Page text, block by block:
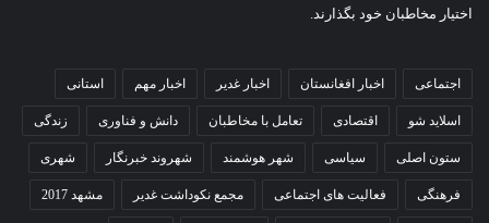
اختیار مخاطبان خود بگذارند.
اجتماعی اخبار افغانستان اخبار غدیر اخبار مهم استانی
اسلاید شو اقتصادی تعامل با مخاطبان دانش و فناوری زندگی
ستون اصلی سیاسی شهر هوشمند شهروند خبرنگار شهری
فرهنگی فعالیت های اجتماعی مجمع نکوداشت غدیر مشهد 2017